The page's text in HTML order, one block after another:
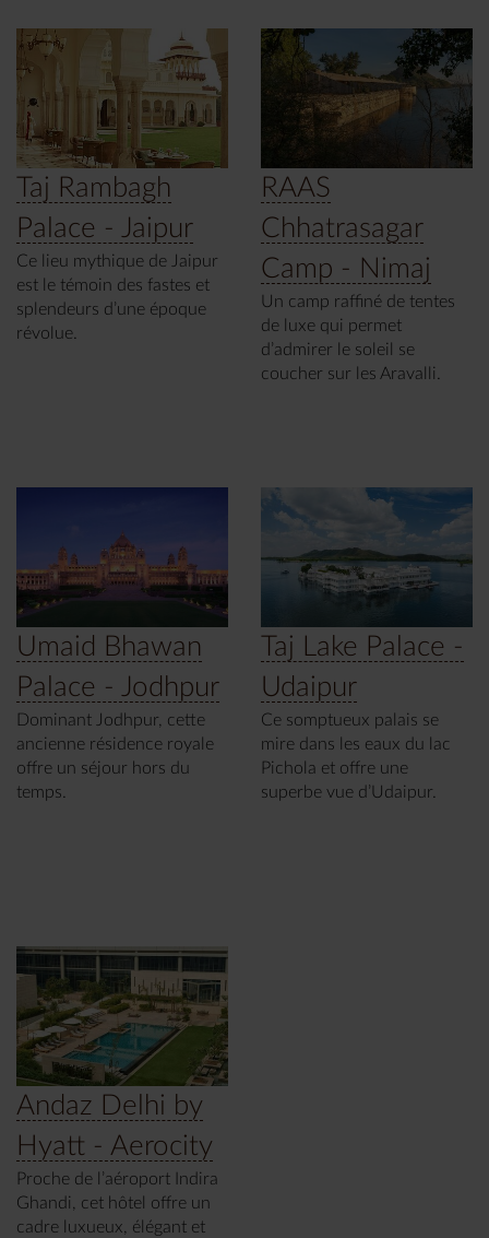
Taj Rambagh
Palace - Jaipur
Ce lieu mythique de Jaipur
est le témoin des fastes et
splendeurs d’une époque
révolue.
RAAS
Chhatrasagar
Camp - Nimaj
Un camp raffiné de tentes
de luxe qui permet
d’admirer le soleil se
coucher sur les Aravalli.
Umaid Bhawan
Palace - Jodhpur
Dominant Jodhpur, cette
ancienne résidence royale
offre un séjour hors du
temps.
Taj Lake Palace -
Udaipur
Ce somptueux palais se
mire dans les eaux du lac
Pichola et offre une
superbe vue d’Udaipur.
Andaz Delhi by
Hyatt - Aerocity
Proche de l’aéroport Indira
Ghandi, cet hôtel offre un
cadre luxueux, élégant et